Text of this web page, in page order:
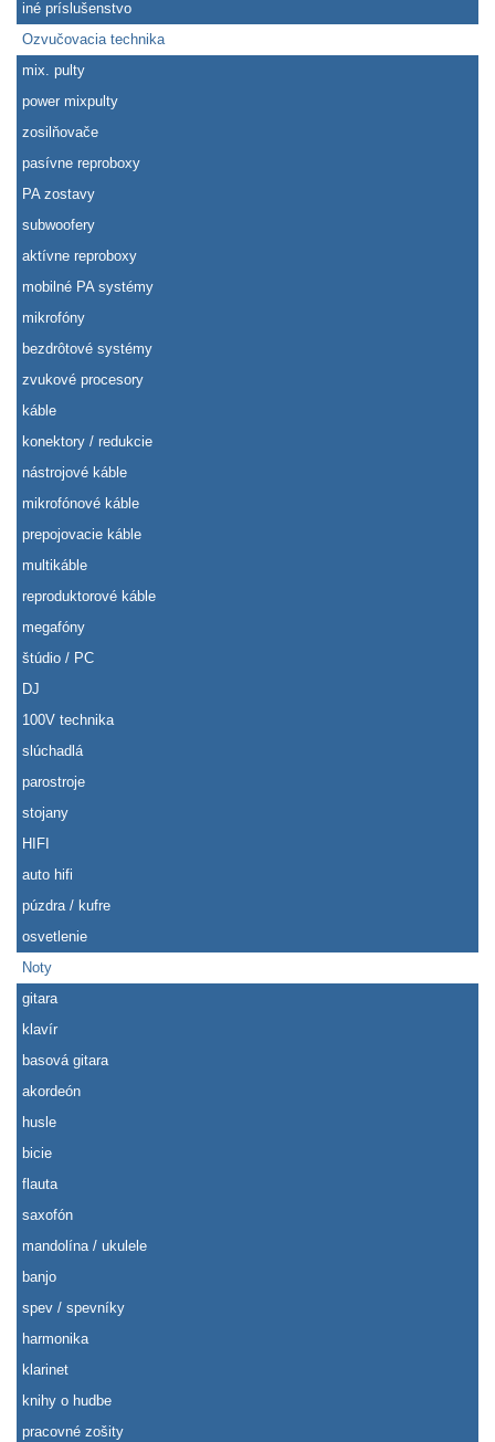
iné príslušenstvo
Ozvučovacia technika
mix. pulty
power mixpulty
zosilňovače
pasívne reproboxy
PA zostavy
subwoofery
aktívne reproboxy
mobilné PA systémy
mikrofóny
bezdrôtové systémy
zvukové procesory
káble
konektory / redukcie
nástrojové káble
mikrofónové káble
prepojovacie káble
multikáble
reproduktorové káble
megafóny
štúdio / PC
DJ
100V technika
slúchadlá
parostroje
stojany
HIFI
auto hifi
púzdra / kufre
osvetlenie
Noty
gitara
klavír
basová gitara
akordeón
husle
bicie
flauta
saxofón
mandolína / ukulele
banjo
spev / spevníky
harmonika
klarinet
knihy o hudbe
pracovné zošity